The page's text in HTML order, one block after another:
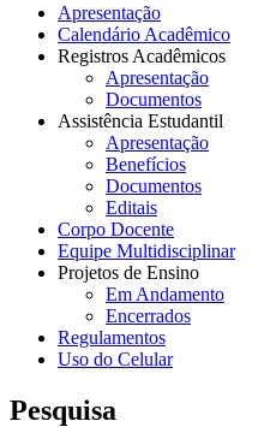
Apresentação
Calendário Acadêmico
Registros Acadêmicos
Apresentação
Documentos
Assistência Estudantil
Apresentação
Benefícios
Documentos
Editais
Corpo Docente
Equipe Multidisciplinar
Projetos de Ensino
Em Andamento
Encerrados
Regulamentos
Uso do Celular
Pesquisa